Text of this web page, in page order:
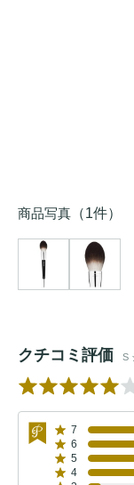
商品写真 （1件）
クチコミ評価 S
7
6
5
4